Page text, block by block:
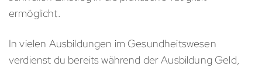
ermöglicht.
In vielen Ausbildungen im Gesundheitswesen
verdienst du bereits während der Ausbildung Geld,